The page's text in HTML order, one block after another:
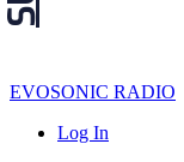
EVOSONIC RADIO
Log In